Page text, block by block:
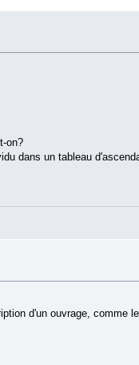
on?
dans un tableau
d'un ouvrage, comme